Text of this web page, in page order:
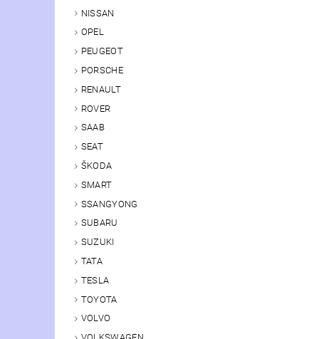
NISSAN
OPEL
PEUGEOT
PORSCHE
RENAULT
ROVER
SAAB
SEAT
ŠKODA
SMART
SSANGYONG
SUBARU
SUZUKI
TATA
TESLA
TOYOTA
VOLVO